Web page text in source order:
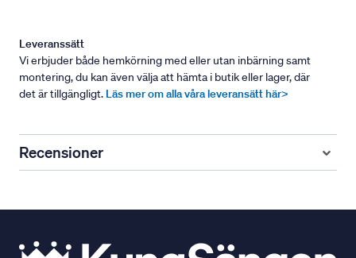
Leveranssätt
Vi erbjuder både hemkörning med eller utan inbärning samt
montering, du kan även välja att hämta i butik eller lager, där
det är tillgängligt. Läs mer om alla våra leveransätt här>
Recensioner